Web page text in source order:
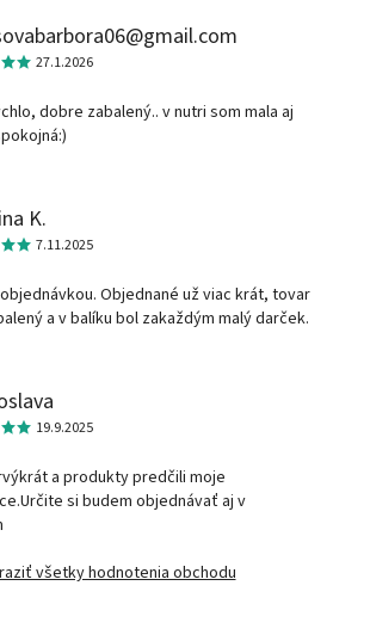
27.1.2026
dobre zabalený.. v nutri som mala aj
K.
7.11.2025
Objednané už viac krát, tovar
a v balíku bol zakaždým malý darček.
19.9.2025
a produkty predčili moje
si budem objednávať aj v
všetky hodnotenia obchodu